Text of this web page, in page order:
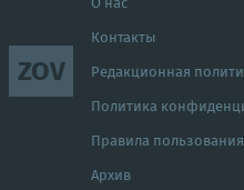
ZOV
Контакты
Редакционная
Политика
Правила
Архив